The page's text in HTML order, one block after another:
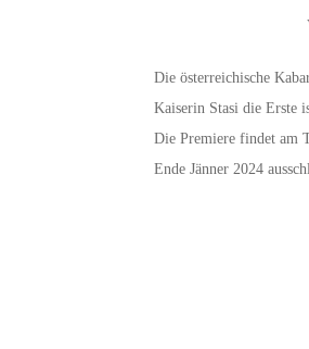
Die österreichische
Kaiserin Stasi die Erste
Die Premiere findet am
Ende Jänner 2024